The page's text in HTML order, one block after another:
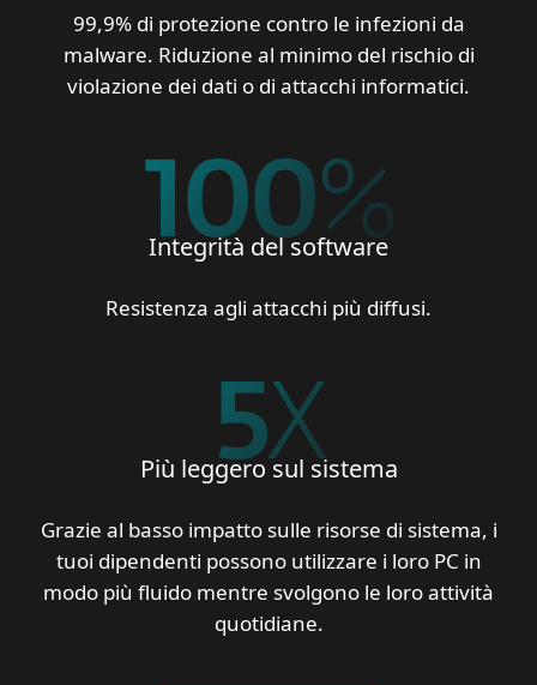
99,9% di protezione contro le infezioni da
malware. Riduzione al minimo del rischio di
violazione dei dati o di attacchi informatici.
100%
Integrità del software
Resistenza agli attacchi più diffusi.
5X
Più leggero sul sistema
Grazie al basso impatto sulle risorse di sistema, i
tuoi dipendenti possono utilizzare i loro PC in
modo più fluido mentre svolgono le loro attività
quotidiane.